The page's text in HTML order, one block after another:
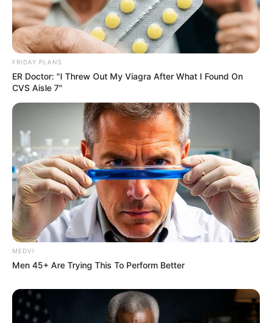
FRIDAY PLANS
ER Doctor: "I Threw Out My Viagra After What I Found On
CVS Aisle 7"
MEDVI
Men 45+ Are Trying This To Perform Better